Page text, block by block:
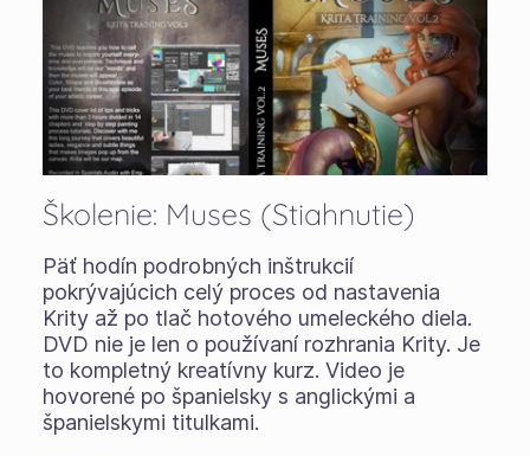
Školenie: Muses (Stiahnutie)
Päť hodín podrobných inštrukcií
pokrývajúcich celý proces od nastavenia
Krity až po tlač hotového umeleckého diela.
DVD nie je len o používaní rozhrania Krity. Je
to kompletný kreatívny kurz. Video je
hovorené po španielsky s anglickými a
španielskymi titulkami.